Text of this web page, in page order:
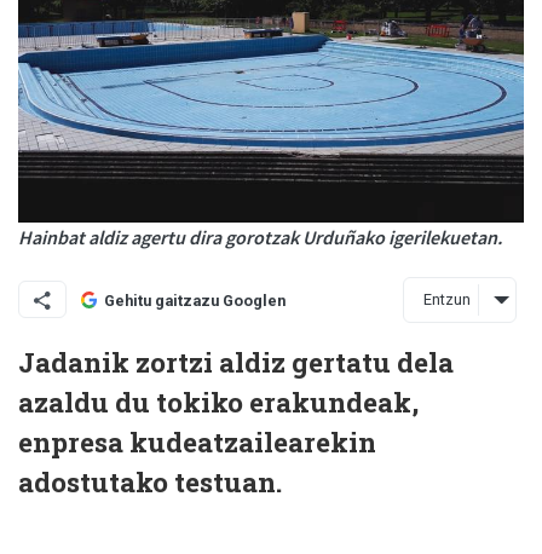
Hainbat aldiz agertu dira gorotzak Urduñako igerilekuetan.
Gehitu gaitzazu Googlen Entzun
Jadanik zortzi aldiz gertatu dela
azaldu du tokiko erakundeak,
enpresa kudeatzailearekin
adostutako testuan.